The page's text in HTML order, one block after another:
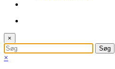
×
×